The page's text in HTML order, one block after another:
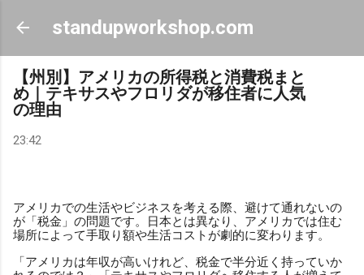
スキップしてメイン コンテンツに移動
standupworkshop.com
【州別】アメリカの所得税と消費税まと
め｜テキサスやフロリダが移住者に人気
の理由
23:42
アメリカでの生活やビジネスを考える際、避けて通れないの
が「税金」の問題です。日本とは異なり、アメリカでは住む
場所によって手取り額や生活コストが劇的に変わります。
「アメリカは年収が高いけれど、税金で半分近く持っていか